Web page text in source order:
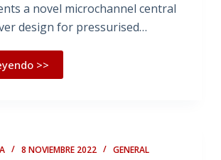
a novel microchannel central
design for pressurised…
>>
8 NOVIEMBRE 2022 GENERAL